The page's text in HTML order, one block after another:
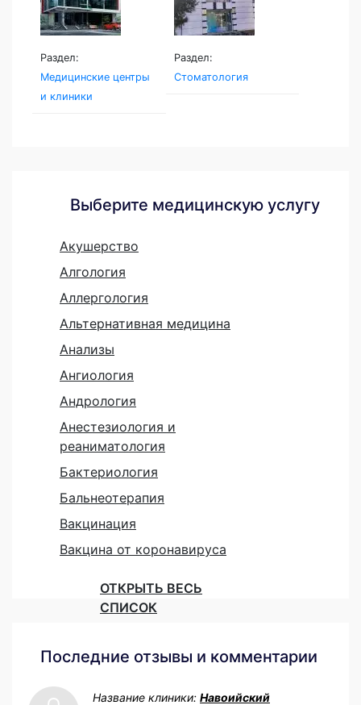
Раздел:
Медицинские центры
и клиники
Раздел:
Стоматология
Выберите медицинскую услугу
Акушерство
Алгология
Аллергология
Альтернативная медицина
Анализы
Ангиология
Андрология
Анестезиология и
реаниматология
Бактериология
Бальнеотерапия
Вакцинация
Вакцина от коронавируса
ОТКРЫТЬ ВЕСЬ
СПИСОК
Последние отзывы и комментарии
Название клиники: Навоийский